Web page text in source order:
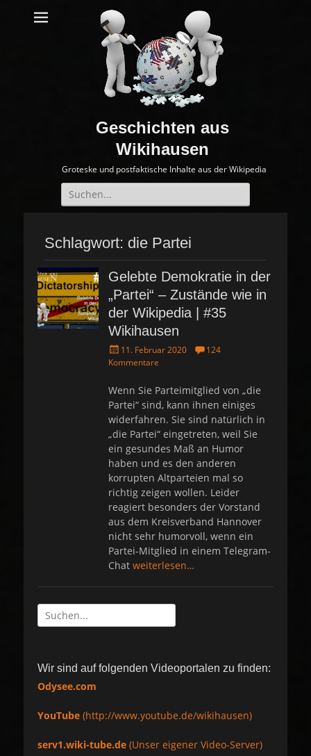
Geschichten aus
Wikihausen
Groteske und postfaktische Inhalte aus der Wikipedia
Suche
nach:
Schlagwort: die Partei
Gelebte Demokratie in der
„Partei“ – Zustände wie in
der Wikipedia | #35
Wikihausen
P
o
t
e
d
o
n
11. Februar 2020
124
Kommentare
Wenn Sie Parteimitglied von „die
Partei“ sind, kann ihnen einiges
widerfahren. Sie sind natürlich in
„die Partei“ eingetreten, weil Sie
ein gesundes Maß an Humor
haben und es den anderen
korrupten Altparteien mal so
richtig zeigen wollen. Leider
reagiert besonders der Vorstand
aus dem Kreisverband Hannover
nicht sehr humorvoll, wenn ein
Partei-Mitglied in einem Telegram-
Chat weiterlesen…
Suche
nach:
Wir sind auf folgenden Videoportalen zu finden:
Odysee.com
YouTube (http://www.youtube.de/wikihausen)
serv1.wiki-tube.de (Unser eigener Video-Server)